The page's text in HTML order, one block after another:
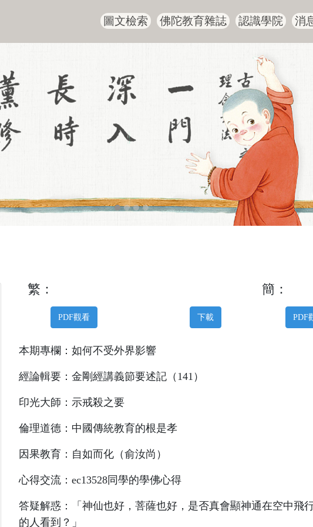
圖文檢索 佛陀教育雜誌 認識學院 消
繁：
PDF觀看 下載
簡：
PDF
本期專欄：如何不受外界影響
經論輯要：金剛經講義節要述記（141）
印光大師：示戒殺之要
倫理道德：中國傳統教育的根是孝
因果教育：自如而化（俞汝尚）
心得交流：ec13528同學的學佛心得
答疑解惑：「神仙也好，菩薩也好，是否真會顯神通在空中飛
的人看到？」